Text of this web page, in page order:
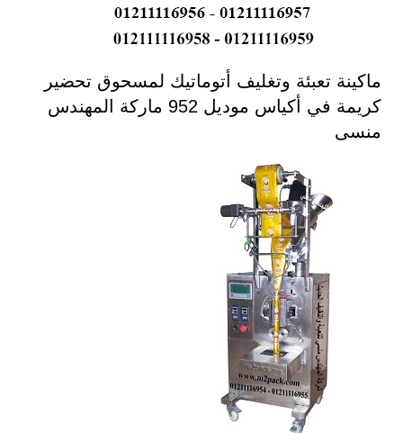
ماكينة تعبئة وتغليف أتوماتيك لمسحوق تحضير
كريمة في أكياس موديل 952 ماركة المهندس
منسى